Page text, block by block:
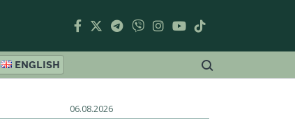
ENGLISH
06.08.2026